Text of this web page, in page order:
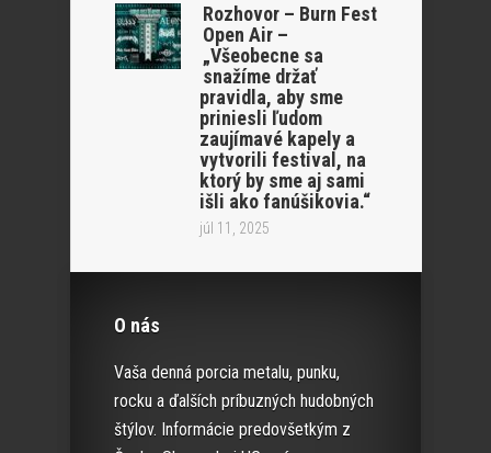
Rozhovor – Burn Fest
Open Air –
„Všeobecne sa
snažíme držať
pravidla, aby sme
priniesli ľudom
zaujímavé kapely a
vytvorili festival, na
ktorý by sme aj sami
išli ako fanúšikovia.“
júl 11, 2025
O nás
Vaša denná porcia metalu, punku,
rocku a ďalších príbuzných hudobných
štýlov. Informácie predovšetkým z